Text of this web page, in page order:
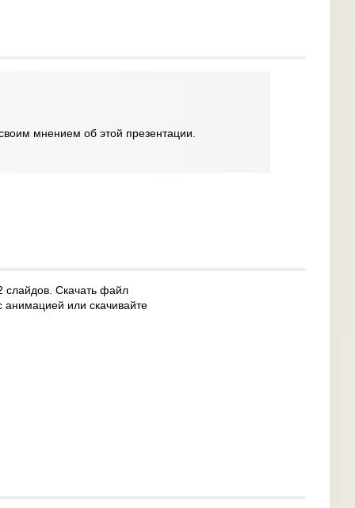
мнением об этой презентации.
слайдов. Скачать файл
или скачивайте